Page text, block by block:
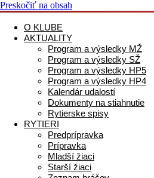
Preskočiť na obsah
O KLUBE
AKTUALITY
Program a výsledky MŽ
Program a výsledky SŽ
Program a výsledky HP5
Program a výsledky HP4
Kalendár udalostí
Dokumenty na stiahnutie
Rytierske spisy
RYTIERI
Predprípravka
Prípravka
Mladší žiaci
Starší žiaci